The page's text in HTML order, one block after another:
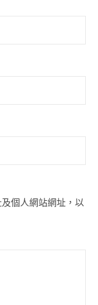
個人網站網址，以